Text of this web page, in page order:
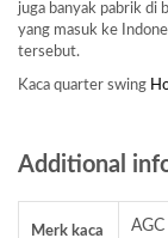
juga banyak pabrik di
yang masuk ke
tersebut.
Kaca quarter swing
Additional
Merk kaca